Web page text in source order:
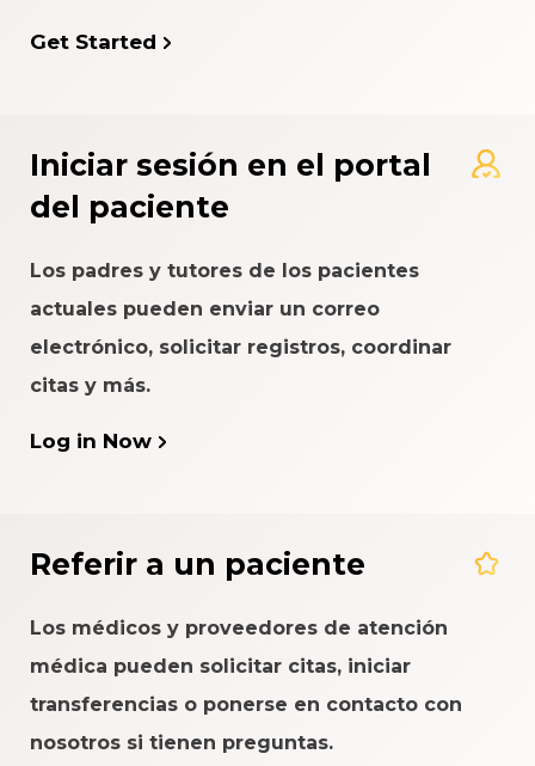
Get Started
Iniciar sesión en el portal
del paciente
Los padres y tutores de los pacientes
actuales pueden enviar un correo
electrónico, solicitar registros, coordinar
citas y más.
Log in Now
Referir a un paciente
Los médicos y proveedores de atención
médica pueden solicitar citas, iniciar
transferencias o ponerse en contacto con
nosotros si tienen preguntas.